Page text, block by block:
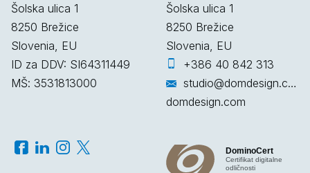
Šolska ulica 1
8250 Brežice
Slovenia, EU
ID za DDV: SI64311449
MŠ: 3531813000
Šolska ulica 1
8250 Brežice
Slovenia, EU
+386 40 842 313
studio@domdesign.com
domdesign.com
DominoCert
Certifikat digitalne
odličnosti